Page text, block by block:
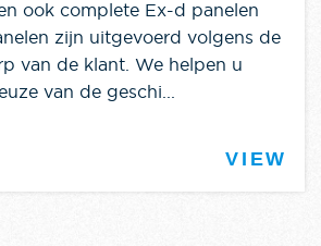
ook complete Ex-d panelen
zijn uitgevoerd volgens de
van de klant. We helpen u
van de geschi...
VIEW